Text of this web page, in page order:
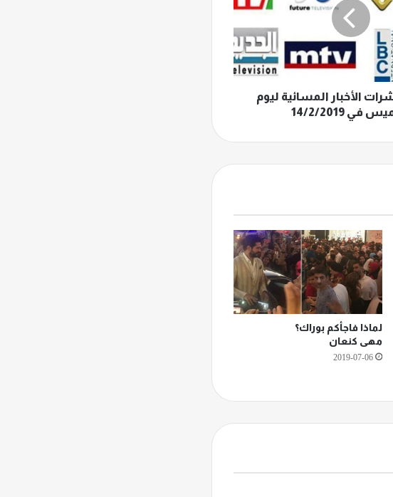
الأخبار المسائية ليوم
في 14/2/2019
لماذا فاجأكم بوراك؟
مهى كنعان
2019-07-06